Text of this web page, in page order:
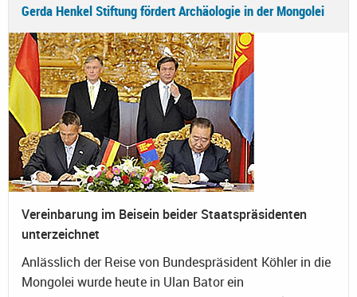
Gerda Henkel Stiftung fördert Archäologie in der Mongolei
Vereinbarung im Beisein beider Staatspräsidenten
unterzeichnet
Anlässlich der Reise von Bundespräsident Köhler in die
Mongolei wurde heute in Ulan Bator ein